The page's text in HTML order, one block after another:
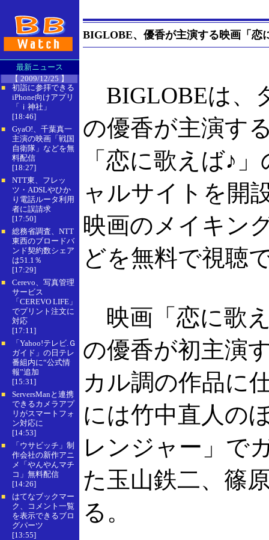
最新ニュース
【 2009/12/25 】
■
初詣に参拝できる
iPhone向けアプリ
「ｉ神社」
[18:46]
■
GyaO!、千葉真一
主演の映画「戦国
自衛隊」などを無
料配信
[18:27]
■
NTT東、フレッ
ツ・ADSLやひか
り電話ルータ利用
者に誤請求
[17:50]
■
総務省調査、NTT
東西のブロードバ
ンド契約数シェア
は51.1％
[17:29]
■
Cerevo、写真管理
サービス
「CEREVO LIFE」
でプリント注文に
対応
[17:11]
■
「Yahoo!テレビ.Ｇ
ガイド」の日テレ
番組内に“公式情
報”追加
[15:31]
■
ServersManと連携
できるカメラアプ
リがスマートフォ
ン対応に
[14:53]
■
「ウサビッチ」制
作会社の新作アニ
メ「やんやんマチ
コ」無料配信
[14:26]
■
はてなブックマー
ク、コメント一覧
を表示できるブロ
グパーツ
[13:55]
BIGLOBE、優香が主演する映画「恋
BIGLOBEは、
の優香が主演す
「恋に歌えば♪
ャルサイトを開
映画のメイキン
どを無料で視聴
映画「恋に歌
の優香が初主演
カル調の作品に
には竹中直人の
レンジャー」で
た玉山鉄二、篠
る。